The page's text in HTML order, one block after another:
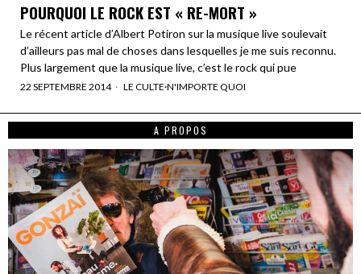
POURQUOI LE ROCK EST « RE-MORT »
Le récent article d’Albert Potiron sur la musique live soulevait
d’ailleurs pas mal de choses dans lesquelles je me suis reconnu.
Plus largement que la musique live, c’est le rock qui pue
22 SEPTEMBRE 2014 LE CULTE·N'IMPORTE QUOI
A PROPOS